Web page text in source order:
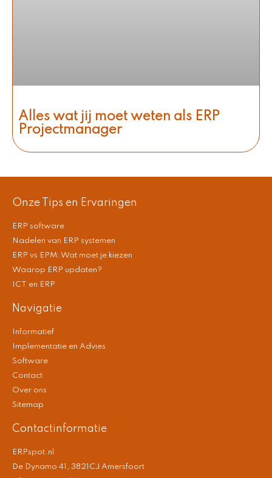
Alles wat jij moet weten als ERP
Projectmanager
Onze Tips en Ervaringen
ERP software
Nadelen van ERP systemen
ERP vs EPM: Wat moet je kiezen
Waarop ERP updaten?
ICT en ERP
Navigatie
Informatief
Implementatie en Advies
Software
Contact
Over ons
Sitemap
Contactinformatie
ERPspot.nl
De Dynamo 41, 3821CJ Amersfoort